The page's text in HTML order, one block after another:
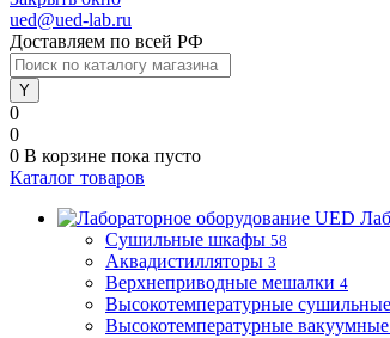
ued@ued-lab.ru
Доставляем по всей РФ
0
0
0 В корзине пока пусто
Каталог товаров
Сушильные шкафы 58
Аквадистилляторы 3
Верхнеприводные мешалки 4
Высокотемпературные
Высокотемпературные